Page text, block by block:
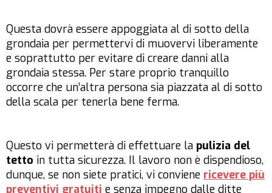
Questa dovrà essere appoggiata al di sotto della
grondaia per permettervi di muovervi liberamente
e soprattutto per evitare di creare danni alla
grondaia stessa. Per stare proprio tranquillo
occorre che un’altra persona sia piazzata al di sotto
della scala per tenerla bene ferma.
Questo vi permetterà di effettuare la pulizia del
tetto in tutta sicurezza. Il lavoro non è dispendioso,
dunque, se non siete pratici, vi conviene ricevere più
preventivi gratuiti e senza impegno dalle ditte